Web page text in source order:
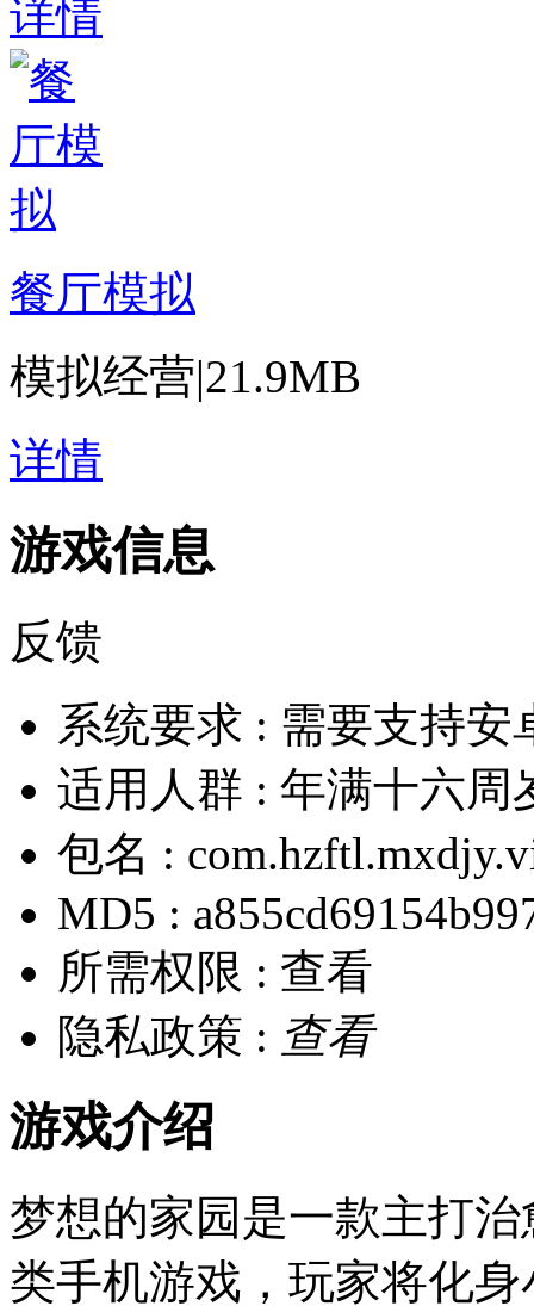
详情
餐厅模拟
模拟经营|21.9MB
详情
游戏信息
反馈
系统要求 : 需要支持安
适用人群 : 年满十六周
包名 :
MD5 :
所需权限 : 查看
隐私政策 : 查看
游戏介绍
梦想的家园是一款主打
类手机游戏，玩家将化